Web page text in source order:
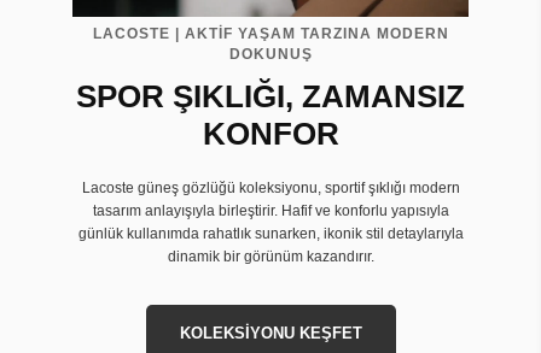
LACOSTE | AKTİF YAŞAM TARZINA MODERN
DOKUNUŞ
SPOR ŞIKLIĞI, ZAMANSIZ
KONFOR
Lacoste güneş gözlüğü koleksiyonu, sportif şıklığı modern
tasarım anlayışıyla birleştirir. Hafif ve konforlu yapısıyla
günlük kullanımda rahatlık sunarken, ikonik stil detaylarıyla
dinamik bir görünüm kazandırır.
KOLEKSİYONU KEŞFET